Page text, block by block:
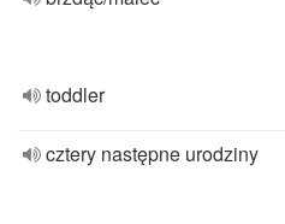
toddler
cztery następne urodziny